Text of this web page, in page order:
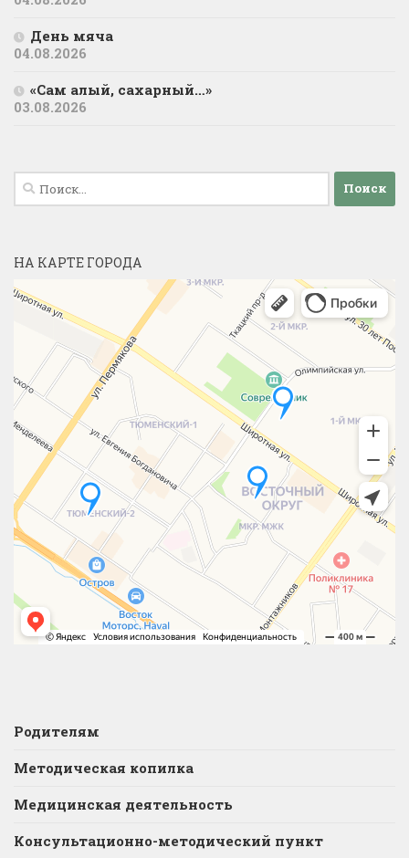
День мяча
04.08.2026
«Сам алый, сахарный…»
03.08.2026
Найти:
НА КАРТЕ ГОРОДА
Родителям
Методическая копилка
Медицинская деятельность
Консультационно-методический пункт